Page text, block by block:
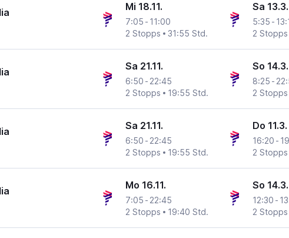
Mi 18.11.
7:05 - 11:00
2 Stopps
31:55 Std.
Sa 13.3.
5:35 -
2 Stopps
Sa 21.11.
6:50 - 22:45
2 Stopps
19:55 Std.
So 14.3.
8:25 -
2 Stopps
Sa 21.11.
6:50 - 22:45
2 Stopps
19:55 Std.
Do 11.3.
16:20 -
2 Stopps
Mo 16.11.
7:05 - 22:45
2 Stopps
19:40 Std.
So 14.3.
12:30 -
2 Stopps